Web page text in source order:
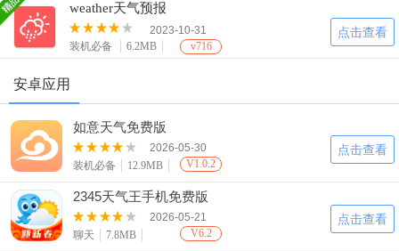
weather天气预报
2023-10-31
装机必备
6.2MB v716
点击查看
安卓应用
如意天气免费版
2026-05-30
装机必备
12.9MB V1.0.2
点击查看
2345天气王手机免费版
2026-05-21
聊天
7.8MB V6.2
点击查看